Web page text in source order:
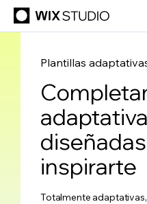
Plantillas
inspirarte
Totalmente